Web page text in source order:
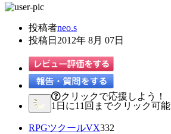
投稿者neo.s
投稿日 2012年 8月 07日
クリックで応援しよう！
1日に11回までクリック可能
RPGツクールVX332